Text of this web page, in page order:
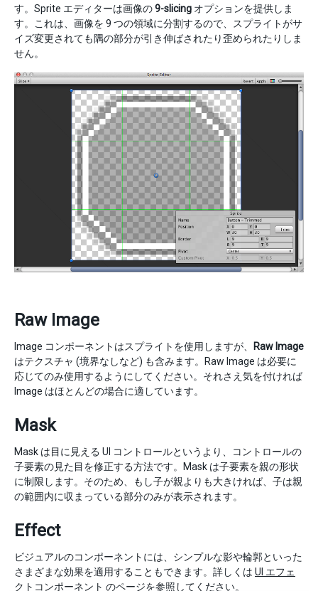
す。Sprite エディターは画像の9-slicing オプションを提供しま
す。これは、画像を 9 つの領域に分割するので、スプライトがサ
イズ変更されても隅の部分が引き伸ばされたり歪められたりしま
せん。
Raw Image
Image コンポーネントはスプライトを使用しますが、 Raw Image
はテクスチャ (境界なしなど) も含みます。Raw Image は必要に
応じてのみ使用するようにしてください。それさえ気を付ければ
Image はほとんどの場合に適しています。
Mask
Mask は目に見える UI コントロールというより、コントロールの
子要素の見た目を修正する方法です。Mask は子要素を親の形状
に制限します。そのため、もし子が親よりも大きければ、子は親
の範囲内に収まっている部分のみが表示されます。
Effect
ビジュアルのコンポーネントには、シンプルな影や輪郭といった
さまざまな効果を適用することもできます。詳しくは UI エフェ
クトコンポーネント のページを参照してください。